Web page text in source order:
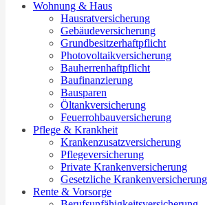
Wohnung & Haus
Hausratversicherung
Gebäudeversicherung
Grundbesitzerhaftpflicht
Photovoltaikversicherung
Bauherrenhaftpflicht
Baufinanzierung
Bausparen
Öltankversicherung
Feuerrohbauversicherung
Pflege & Krankheit
Krankenzusatzversicherung
Pflegeversicherung
Private Krankenversicherung
Gesetzliche Krankenversicherung
Rente & Vorsorge